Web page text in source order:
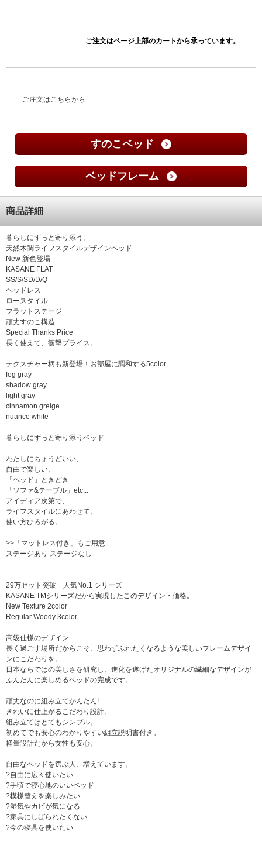
ご注文はこちらから
すのこベッド
ベッドフレーム
商品詳細
暮らしにずっと寄り添う。
天然木調ライフスタイルデザインベッド
New 新色登場
KASANE FLAT
SS/S/SD/D/Q
ヘッドレス
ロースタイル
フラットステージ
頑丈すのこ構造
Special Thanks Price
長く使えて、衝撃プライス。
テクスチャー柄も新登場！お部屋に調和する5color
fog gray
shadow gray
light gray
cinnamon greige
nuance white
暮らしにずっと寄り添うベッド
わたしにちょうどいい、
自由で楽しい、
「ベッド」ときどき
「ソファ&テーブル」etc...
アイディア次第で、
ライフスタイルにあわせて、
使い方ひろがる。
>>「マットレス付き」もご用意
ステージあり ステージなし
29万セット突破 人気No.1 シリーズ
KASANE TMシリーズだから実現したこのデザイン・価格。
New Texture 2color
Regular Woody 3color
高級仕様のデザイン
長く過ごす場所だからこそ、思わずふれたくなるような美しいフレームデザイ
ンにこだわりを。
日本ならではの美しさを研究し、進化を遂げたオリジナルの繊細なデザインが
ふんだんに楽しめるベッドの完成です。
頑丈なのに組み立てかんたん!
きれいに仕上がるこだわり設計。
組み立てはとてもシンプル。
初めてでも安心のわかりやすい組立説明書付き。
軽量設計だから女性も安心。
自由なベッドを選ぶ人、増えています。
?自由に広々使いたい
?手頃で寝心地のいいベッド
?模様替えを楽しみたい
?湿気やカビが気になる
?家具にしばられたくない
?今の寝具を使いたい